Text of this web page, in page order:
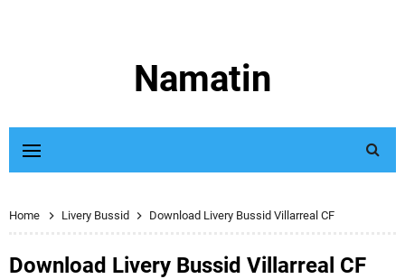
Namatin
Home Livery Bussid Download Livery Bussid Villarreal CF
Download Livery Bussid Villarreal CF